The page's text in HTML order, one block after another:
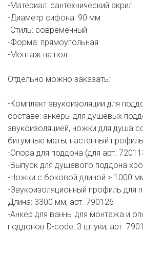
-Материал: сантехнический акрил
-Диаметр сифона: 90 мм
-Стиль: современный
-Форма: прямоугольная
-Монтаж на пол
Отдельно можно заказать:
-Комплект звукоизоляции для
составе: анкеры для душевых
звукоизоляцией, ножки для душа
битумные маты, настенный
-Опора для поддона (для арт.
-Выпуск для душевого поддона
-Ножки с боковой длиной > 1000
-Звукоизоляционный профиль для
Длина: 3300 мм, арт. 790126
-Анкер для ванны для монтажа и
поддонов D-code, 3 штуки, арт.